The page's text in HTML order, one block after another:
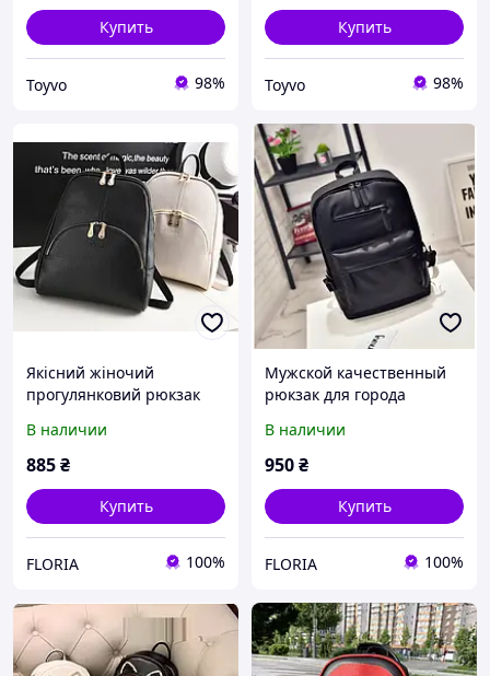
Купить
Toyvo 98%
Купить
Toyvo 98%
Якісний жіночий
прогулянковий рюкзак
В наличии
885₴
Купить
FLORIA 100%
Мужской качественный
рюкзак для города
В наличии
950₴
Купить
FLORIA 100%